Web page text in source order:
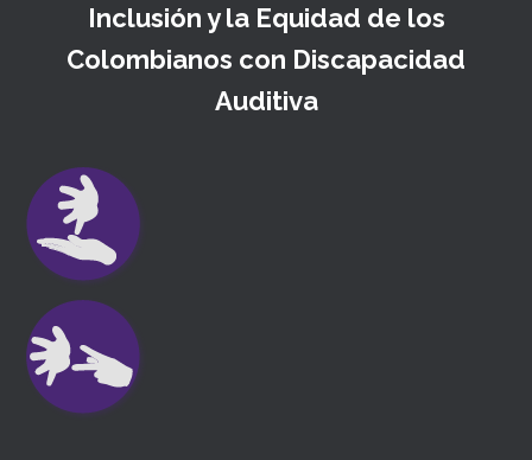
Inclusión y la Equidad de los
Colombianos con Discapacidad
Auditiva